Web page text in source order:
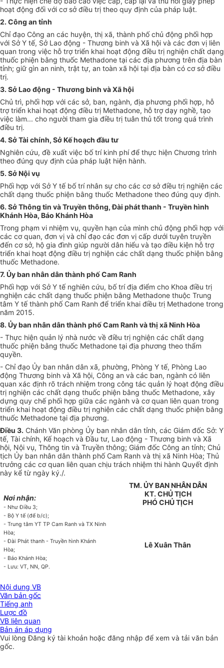
hoạt động đối với cơ sở điều trị theo quy định của pháp luật.
2. Công an tỉnh
Chỉ đạo Công an các huyện, thị xã, thành phố chủ động phối hợp
với Sở Y tế, Sở Lao động - Thương binh và Xã hội và các đơn vị liên
quan trong việc hỗ trợ triển khai hoạt động điều trị nghiện chất dạng
thuốc phiện bằng thuốc Methadone tại các địa phương trên địa bàn
tỉnh; giữ gìn an ninh, trật tự, an toàn xã hội tại địa bàn có cơ sở điều
trị.
3. Sở Lao động - Thương binh và Xã hội
Chủ trì, phối hợp với các sở, ban, ngành, địa phương phối hợp, hỗ
trợ triển khai hoạt động điều trị Methadone, hỗ trợ dạy nghề, tạo
việc làm... cho người tham gia điều trị tuân thủ tốt trong quá trình
điều trị.
4. Sở Tài chính, Sở Kế hoạch đầu tư
Nghiên cứu, đề xuất việc bố trí kinh phí để thực hiện Chương trình
theo đúng quy định của pháp luật hiện hành.
5. Sở Nội vụ
Phối hợp với Sở Y tế bố trí nhân sự cho các cơ sở điều trị nghiện các
chất dạng thuốc phiện bằng thuốc Methadone theo đúng quy định.
6. Sở Thông tin và Truyền thông, Đài phát thanh - Truyền hình
Khánh Hòa, Báo Khánh Hòa
Trong phạm vi nhiệm vụ, quyền hạn của mình chủ động phối hợp với
các cơ quan, đơn vị và chỉ đạo các đơn vị cấp dưới tuyên truyền
đến cơ sở, hộ gia đình giúp người dân hiểu và tạo điều kiện hỗ trợ
triển khai hoạt động điều trị nghiện các chất dạng thuốc phiện bằng
thuốc Methadone.
7. Ủy ban nhân dân thành phố Cam Ranh
Phối hợp với Sở Y tế nghiên cứu, bố trí địa điểm cho Khoa điều trị
nghiện các chất dạng thuốc phiện bằng Methadone thuộc Trung
tâm Y tế thành phố Cam Ranh để triển khai điều trị Methadone trong
năm 2015.
8. Ủy ban nhân dân thành phố Cam Ranh và thị xã Ninh Hòa
- Thực hiện quản lý nhà nước về điều trị nghiện các chất dạng
thuốc phiện bằng thuốc Methadone tại địa phương theo thẩm
quyền.
- Chỉ đạo Ủy ban nhân dân xã, phường, Phòng Y tế, Phòng Lao
động Thương binh và Xã hội, Công an và các ban, ngành có liên
quan xác định rõ trách nhiệm trong công tác quản lý hoạt động điều
trị nghiện các chất dạng thuốc phiện bằng thuốc Methadone, xây
dựng quy chế phối hợp giữa các ngành và cơ quan liên quan trong
triển khai hoạt động điều trị nghiện các chất dạng thuốc phiện bằng
thuốc Methadone tại địa phương.
Điều 3. Chánh Văn phòng Ủy ban nhân dân tỉnh, các Giám đốc Sở: Y
tế, Tài chính, Kế hoạch và Đầu tư, Lao động - Thương binh và Xã
hội, Nội vụ, Thông tin và Truyền thông; Giám đốc Công an tỉnh; Chủ
tịch Ủy ban nhân dân thành phố Cam Ranh và thị xã Ninh Hòa; Thủ
trưởng các cơ quan liên quan chịu trách nhiệm thi hành Quyết định
này kể từ ngày ký./.
Nơi nhận:
- Như Điều 3;
- Bộ Y tế (để b/c);
- Trung tâm YT TP Cam Ranh và TX Ninh
Hòa;
- Đài Phát thanh - Truyền hình Khánh
Hòa;
- Báo Khánh Hòa;
- Lưu: VT, NN, QP.
TM. ỦY BAN NHÂN DÂN
KT. CHỦ TỊCH
PHÓ CHỦ TỊCH
Lê Xuân Thân
Nội dung VB
Văn bản gốc
Tiếng anh
Lược đồ
VB liên quan
Bản án áp dụng
Vui lòngĐăng ký tài khoản hoặc đăng nhập để xem và tải văn bản
gốc.